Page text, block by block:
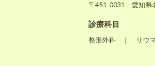
〒451-0031 愛知県
診療科目
整形外科 ｜ リウ